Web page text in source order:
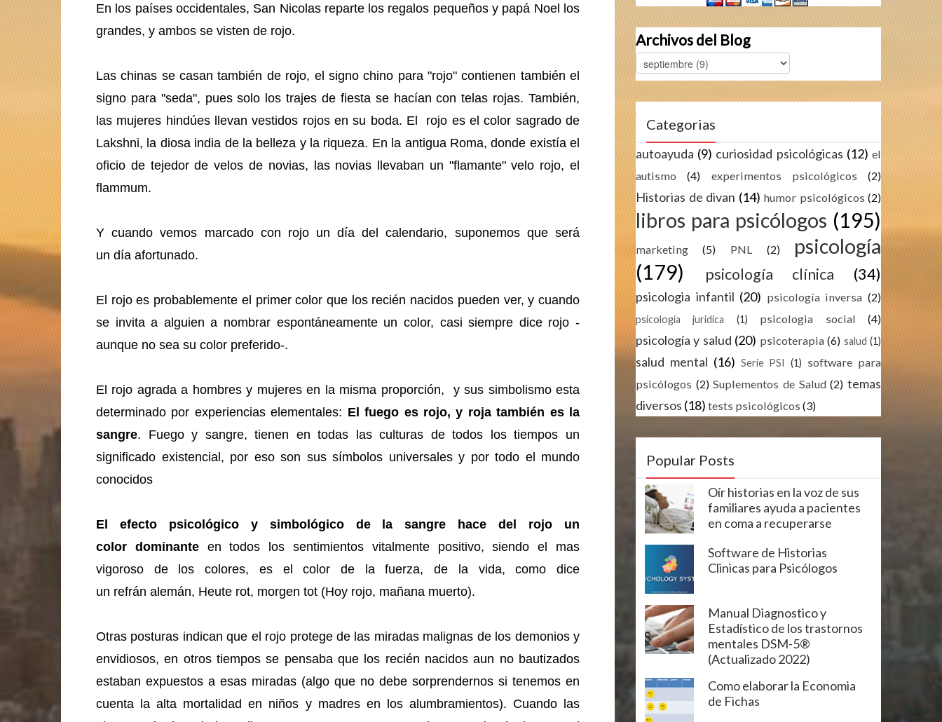
En los países occidentales, San Nicolas reparte los regalos pequeños y papá Noel los
grandes, y ambos se visten de rojo.
Las chinas se casan también de rojo, el signo chino para "rojo" contienen también el
signo para "seda", pues solo los trajes de fiesta se hacían con telas rojas. También,
las mujeres hindúes llevan vestidos rojos en su boda. El rojo es el color sagrado de
Lakshni, la diosa india de la belleza y la riqueza. En la antigua Roma, donde existía el
oficio de tejedor de velos de novias, las novias llevaban un "flamante" velo rojo, el
flammum.
Y cuando vemos marcado con rojo un día del calendario, suponemos que será
un día afortunado.
El rojo es probablemente el primer color que los recién nacidos pueden ver, y cuando
se invita a alguien a nombrar espontáneamente un color, casi siempre dice rojo -
aunque no sea su color preferido-.
El rojo agrada a hombres y mujeres en la misma proporción, y sus simbolismo esta
determinado por experiencias elementales: El fuego es rojo, y roja también es la
sangre. Fuego y sangre, tienen en todas las culturas de todos los tiempos un
significado existencial, por eso son sus símbolos universales y por todo el mundo
conocidos
El efecto psicológico y simbológico de la sangre hace del rojo un
color dominanteen todos los sentimientos vitalmente positivo, siendo el mas
vigoroso de los colores, es el color de la fuerza, de la vida, como dice
un refrán alemán, Heute rot, morgen tot (Hoy rojo, mañana muerto).
Otras posturas indican que el rojo protege de las miradas malignas de los demonios y
envidiosos, en otros tiempos se pensaba que los recién nacidos aun no bautizados
estaban expuestos a esas miradas (algo que no debe sorprendernos si tenemos en
cuenta la alta mortalidad en niños y madres en los alumbramientos). Cuando las
Archivos del Blog
Categorias
autoayuda (9) curiosidad psicológicas (12) el
autismo
(4) experimentos psicológicos (2)
Historias de divan (14) humor psicológicos (2)
libros para psicólogos (195)
marketing (5) PNL (2)
psicología
(179)
psicología clínica (34)
psicologia infantil (20) psicología inversa (2)
psicología juridica (1) psicologia social (4)
psicología y salud (20) psicoterapia (6) salud (1)
salud mental (16) Serie PSI (1) software para
psicólogos (2) Suplementos de Salud (2) temas
diversos (18) tests psicológicos (3)
Popular Posts
Oír historias en la voz de sus
familiares ayuda a pacientes
en coma a recuperarse
Software de Historias
Clinicas para Psicólogos
Manual Diagnostico y
Estadístico de los trastornos
mentales DSM-5®
(Actualizado 2022)
Como elaborar la Economia
de Fichas